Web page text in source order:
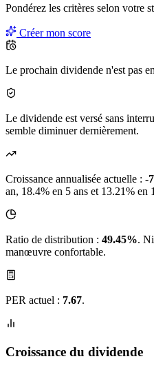
Pondérez les critères selon votre
Créer mon score
Le prochain dividende n'est pas
Le dividende est versé sans
semble diminuer dernièrement.
Croissance annualisée actuelle : -
an, 18.4% en 5 ans et 13.21% en
Ratio de distribution : 49.45%.
manœuvre confortable.
PER actuel : 7.67.
Croissance du dividende